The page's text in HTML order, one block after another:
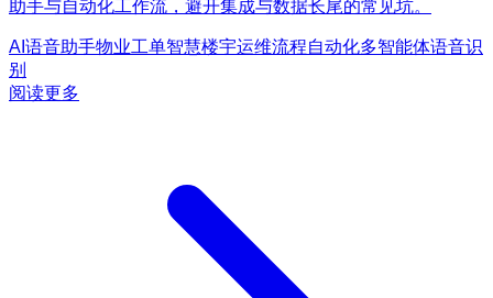
助手与自动化工作流，避开集成与数据长尾的常见坑。
AI语音助手物业工单智慧楼宇运维流程自动化多智能体语音识
别
阅读更多